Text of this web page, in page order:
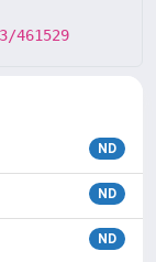
461529
ND
ND
ND